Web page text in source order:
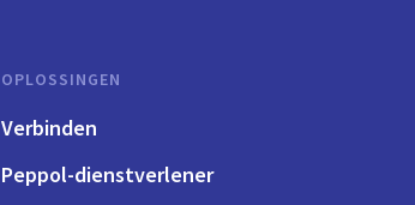
OPLOSSINGEN
Verbinden
Peppol-dienstverlener